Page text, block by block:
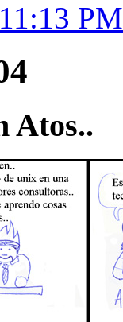
11:13 PM
Atos..